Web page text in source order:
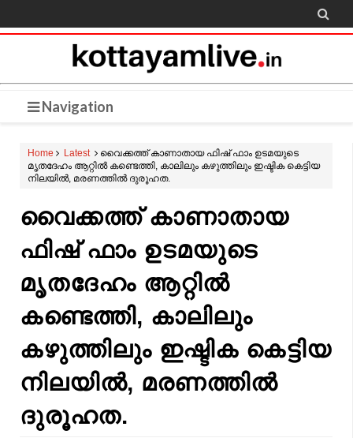

Navigation
Home Latest
വൈക്കത്ത് കാണാതായ ഫിഷ് ഫാം ഉടമയുടെ
മൃതദേഹം ആറ്റിൽ കണ്ടെത്തി, കാലിലും കഴുത്തിലും ഇഷ്ടിക കെട്ടിയ
നിലയില്‍, മരണത്തിൽ ദുരൂഹത.
വൈക്കത്ത് കാണാതായ
ഫിഷ് ഫാം ഉടമയുടെ
മൃതദേഹം ആറ്റിൽ
കണ്ടെത്തി, കാലിലും
കഴുത്തിലും ഇഷ്ടിക കെട്ടിയ
നിലയില്‍, മരണത്തിൽ
ദുരൂഹത.